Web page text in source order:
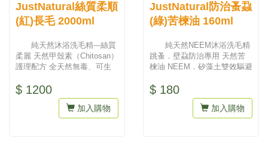
JustNatural絲質柔順
(紅)長毛 2000ml
純天然沐浴洗毛精---絲質
柔麗 天然甲殼素（Chitosan）
護理配方 全天然無毒、可生
$ 1200
加入購物
JustNatural防治蚤蝨
(綠)苦楝油 160ml
純天然NEEM沐浴洗毛精
跳蚤．壁蝨防治專用 天然苦
楝油 NEEM．矽藻土雙效驅避
$ 180
加入購物